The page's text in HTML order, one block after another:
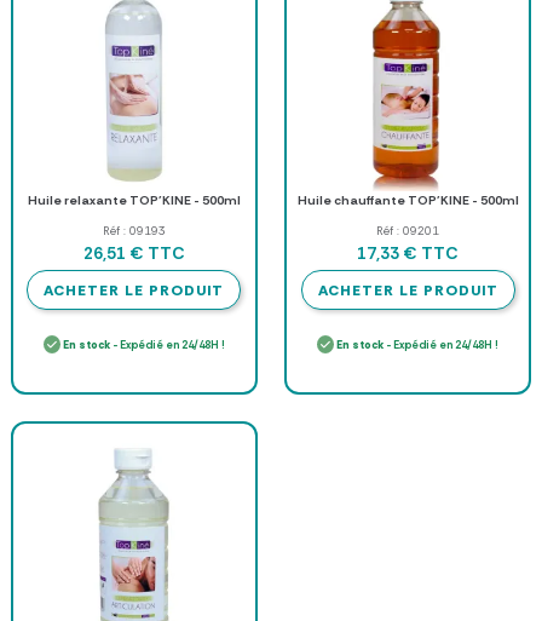
Huile relaxante TOP'KINE - 500ml
Réf : 09193
26,51 € TTC
ACHETER LE PRODUIT
En stock- Expédié en 24/48H !
Huile chauffante TOP'KINE - 500ml
Réf : 09201
17,33 € TTC
ACHETER LE PRODUIT
En stock - Expédié en 24/48H !